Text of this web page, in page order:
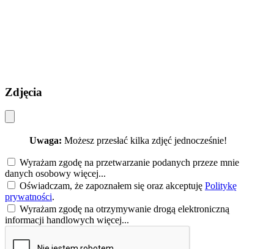
Zdjęcia
Uwaga: Możesz przesłać kilka zdjęć jednocześnie!
Wyrażam zgodę na przetwarzanie podanych przeze mnie
danych osobowy więcej...
Oświadczam, że zapoznałem się oraz akceptuję Politykę
prywatności.
Wyrażam zgodę na otrzymywanie drogą elektroniczną
informacji handlowych więcej...